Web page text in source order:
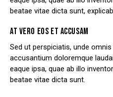
beatae vitae dicta sunt,
AT VERO EOS ET ACCUSAM
Sed ut perspiciatis, unde
accusantium doloremque
eaque ipsa, quae ab illo
beatae vitae dicta sunt.